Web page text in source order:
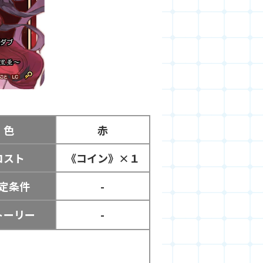
色
赤
スト
《コイン》×１
条件
-
ーリー
-